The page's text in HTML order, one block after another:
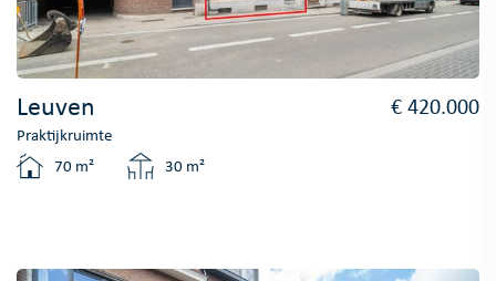
Leuven € 420.000
Praktijkruimte
70 m²
30 m²